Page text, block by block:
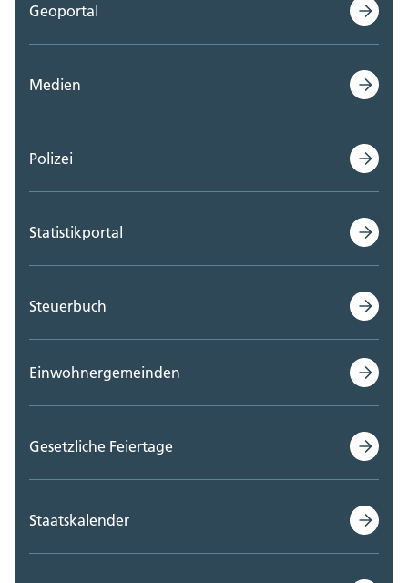
Geoportal
Medien
Polizei
Statistikportal
Steuerbuch
Einwohnergemeinden
Gesetzliche Feiertage
Staatskalender